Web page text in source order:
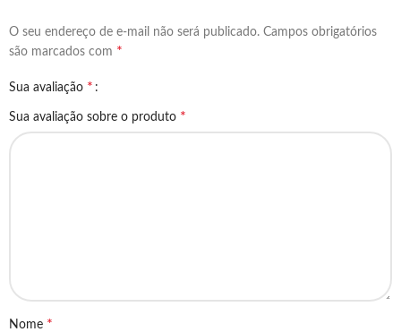
O seu endereço de e-mail não será publicado. Campos obrigatórios
são marcados com *
Sua avaliação *
Sua avaliação sobre o produto *
Nome *